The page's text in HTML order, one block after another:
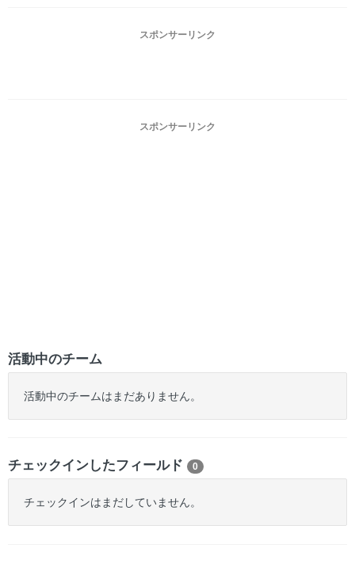
スポンサーリンク
スポンサーリンク
活動中のチーム
活動中のチームはまだありません。
チェックインしたフィールド 0
チェックインはまだしていません。